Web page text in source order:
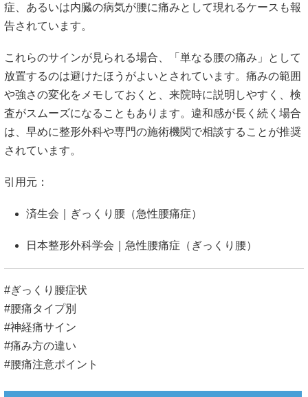
症、あるいは内臓の病気が腰に痛みとして現れるケースも報
告されています。
これらのサインが見られる場合、「単なる腰の痛み」として
放置するのは避けたほうがよいとされています。痛みの範囲
や強さの変化をメモしておくと、来院時に説明しやすく、検
査がスムーズになることもあります。違和感が長く続く場合
は、早めに整形外科や専門の施術機関で相談することが推奨
されています。
引用元：
済生会｜ぎっくり腰（急性腰痛症）
日本整形外科学会｜急性腰痛症（ぎっくり腰）
#ぎっくり腰症状
#腰痛タイプ別
#神経痛サイン
#痛み方の違い
#腰痛注意ポイント